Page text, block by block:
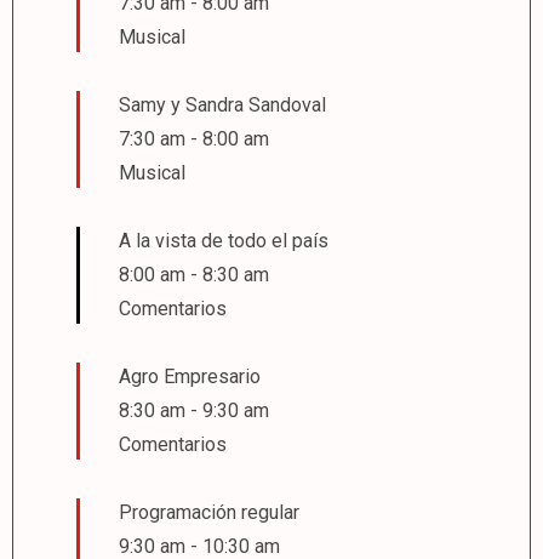
Musical
Samy y Sandra Sandoval
7:30 am - 8:00 am
Musical
A la vista de todo el país
8:00 am - 8:30 am
Comentarios
Agro Empresario
8:30 am - 9:30 am
Comentarios
Programación regular
9:30 am - 10:30 am